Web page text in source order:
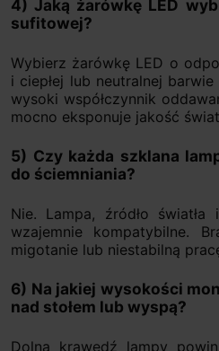
4) Jaką żarówkę LED
sufitowej?
Wybierz żarówkę LED o
i ciepłej lub neutralnej
wysoki współczynnik
mocno eksponuje jakość
5) Czy każda szklana
do ściemniania?
Nie. Lampa, źródło
wzajemnie kompatybilne.
migotanie lub niestabilną
6) Na jakiej wysokości
nad stołem lub wyspą?
Dolna krawędź lampy